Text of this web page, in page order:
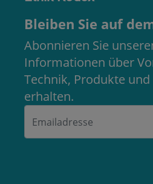
Bleiben Sie auf
Abonnieren Sie
Informationen über
Technik, Produkte
erhalten.